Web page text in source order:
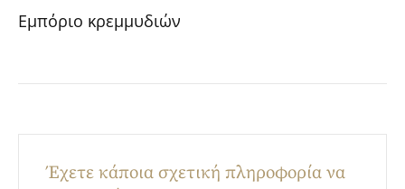
Εμπόριο κρεμμυδιών
Έχετε κάποια σχετική πληροφορία να